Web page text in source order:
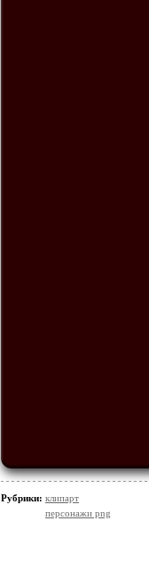
Рубрики: клипарт
персонажи png